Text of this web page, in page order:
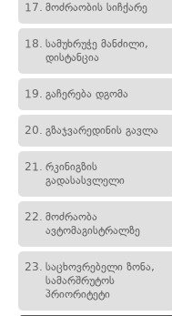
17. მოძრაობის სიჩქარე
18. სამუხრუჭე მანძილი,
დისტანცია
19. გაჩერება დგომა
20. გზაჯვარედინის გავლა
21. რკინიგზის
გადასასვლელი
22. მოძრაობა
ავტომაგისტრალზე
23. საცხოვრებელი ზონა,
სამარშრუტოს
პრიორიტეტი